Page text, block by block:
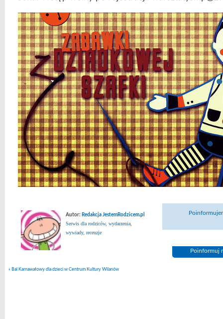
Autor: Redakcja JestemRodzicem.pl
Serwis dla rodziców, wydarzenia,
wywiady, recenzje
Poinformuj
« Bal Karnawałowy dla dzieci w Centrum Kultury Wilanów